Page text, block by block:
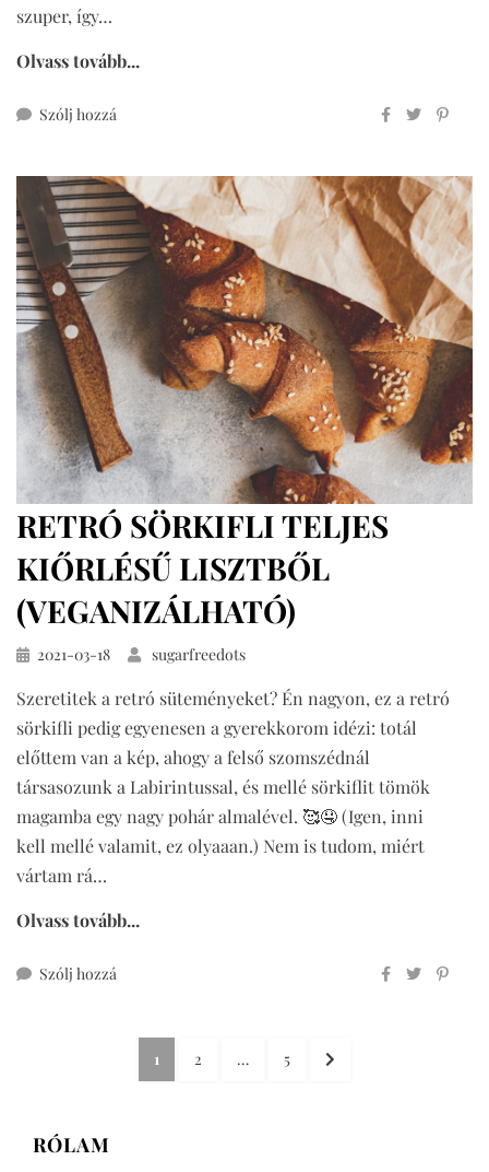
szuper, így…
Olvass tovább...
Szólj hozzá
teljes
kiőrlésű
lisztből,
cukormentesen
RETRÓ SÖRKIFLI TELJES
KIŐRLÉSŰ LISZTBŐL
(VEGANIZÁLHATÓ)
Közzétéve
2021-03-18 sugarfreedots
Szeretitek a retró süteményeket? Én nagyon, ez a retró
sörkifli pedig egyenesen a gyerekkorom idézi: totál
előttem van a kép, ahogy a felső szomszédnál
társasozunk a Labirintussal, és mellé sörkiflit tömök
magamba egy nagy pohár almalével. 🥰🤤 (Igen, inni
kell mellé valamit, ez olyaaan.) Nem is tudom, miért
vártam rá…
Olvass tovább...
Szólj hozzá
kiőrlésű
BejegyzésekOLDAL
1 OLDAL
2 … OLDAL
5
KÖVETKEZŐ
RÓLAM